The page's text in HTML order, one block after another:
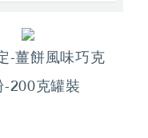
-薑餅風味巧克
-200克罐裝